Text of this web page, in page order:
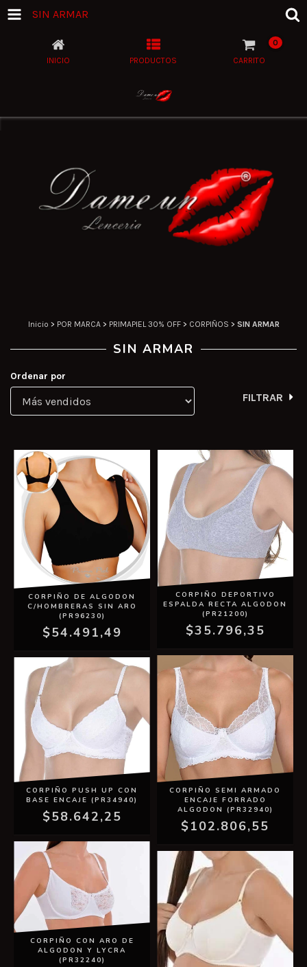
SIN ARMAR
INICIO PRODUCTOS CARRITO
0
Inicio > POR MARCA > PRIMAPIEL 30% OFF > CORPIÑOS > SIN ARMAR
SIN ARMAR
Ordenar por
FILTRAR
CORPIÑO DE ALGODON
C/HOMBRERAS SIN ARO
(PR96230)
$54.491,49
CORPIÑO DEPORTIVO
ESPALDA RECTA ALGODON
(PR21200)
$35.796,35
CORPIÑO PUSH UP CON
BASE ENCAJE (PR34940)
$58.642,25
CORPIÑO SEMI ARMADO
ENCAJE FORRADO
ALGODON (PR32940)
$102.806,55
CORPIÑO CON ARO DE
ALGODON Y LYCRA
(PR32240)